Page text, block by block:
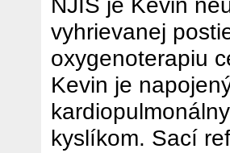
vyhrievanej
oxygenoterapiu
Kevin je
kyslíkom. Sací